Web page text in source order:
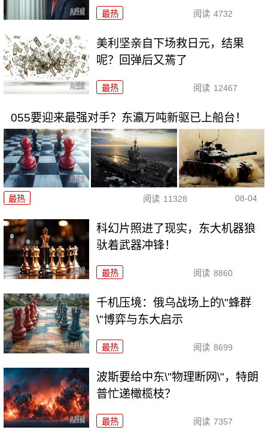
最热 阅读 4732
美利坚亲自下场救日元，结果
呢？回弹后又蔫了
最热 阅读 12467
055要迎来最强对手？东瀛万吨新驱已上船台！
最热 阅读 11328 08-04
科幻片照进了现实，东大机器狼
驮着武器冲锋！
最热 阅读 8860
千机压境：俄乌战场上的\"蜂群
\"博弈与东大启示
最热 阅读 8699
波斯要给中东\"物理断网\"，特朗
普忙递橄榄枝？
最热 阅读 7357